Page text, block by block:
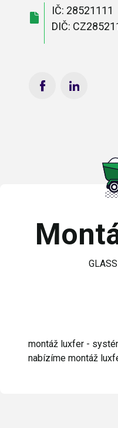
IČ: 28521111
DIČ:
montáž luxfer -
nabízíme montáž